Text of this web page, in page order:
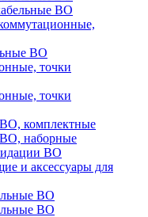
ВО
ВО
точки
точки
комплектные
наборные
ВО
и аксессуары для
ВО
ВО